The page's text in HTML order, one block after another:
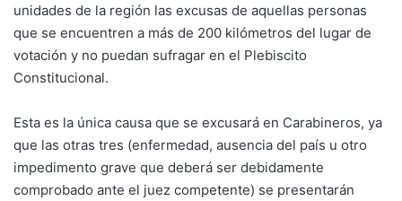
unidades de la región las excusas de aquellas personas
que se encuentren a más de 200 kilómetros del lugar de
votación y no puedan sufragar en el Plebiscito
Constitucional.
Esta es la única causa que se excusará en Carabineros, ya
que las otras tres (enfermedad, ausencia del país u otro
impedimento grave que deberá ser debidamente
comprobado ante el juez competente) se presentarán